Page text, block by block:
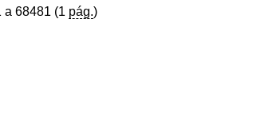
a 68481 (1 pág.)